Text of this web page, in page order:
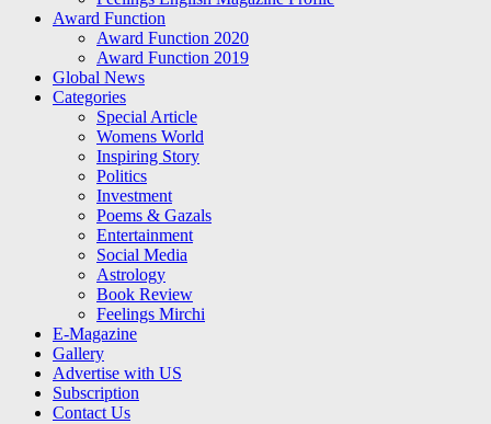
Award Function
Award Function 2020
Award Function 2019
Global News
Categories
Special Article
Womens World
Inspiring Story
Politics
Investment
Poems & Gazals
Entertainment
Social Media
Astrology
Book Review
Feelings Mirchi
E-Magazine
Gallery
Advertise with US
Subscription
Contact Us